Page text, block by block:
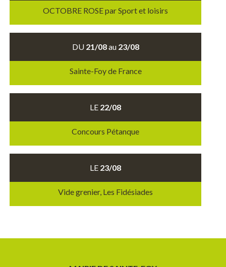
OCTOBRE ROSE par Sport et loisirs
DU 21/08au 23/08
Sainte-Foy de France
LE 22/08
Concours Pétanque
LE 23/08
Vide grenier, Les Fidésiades